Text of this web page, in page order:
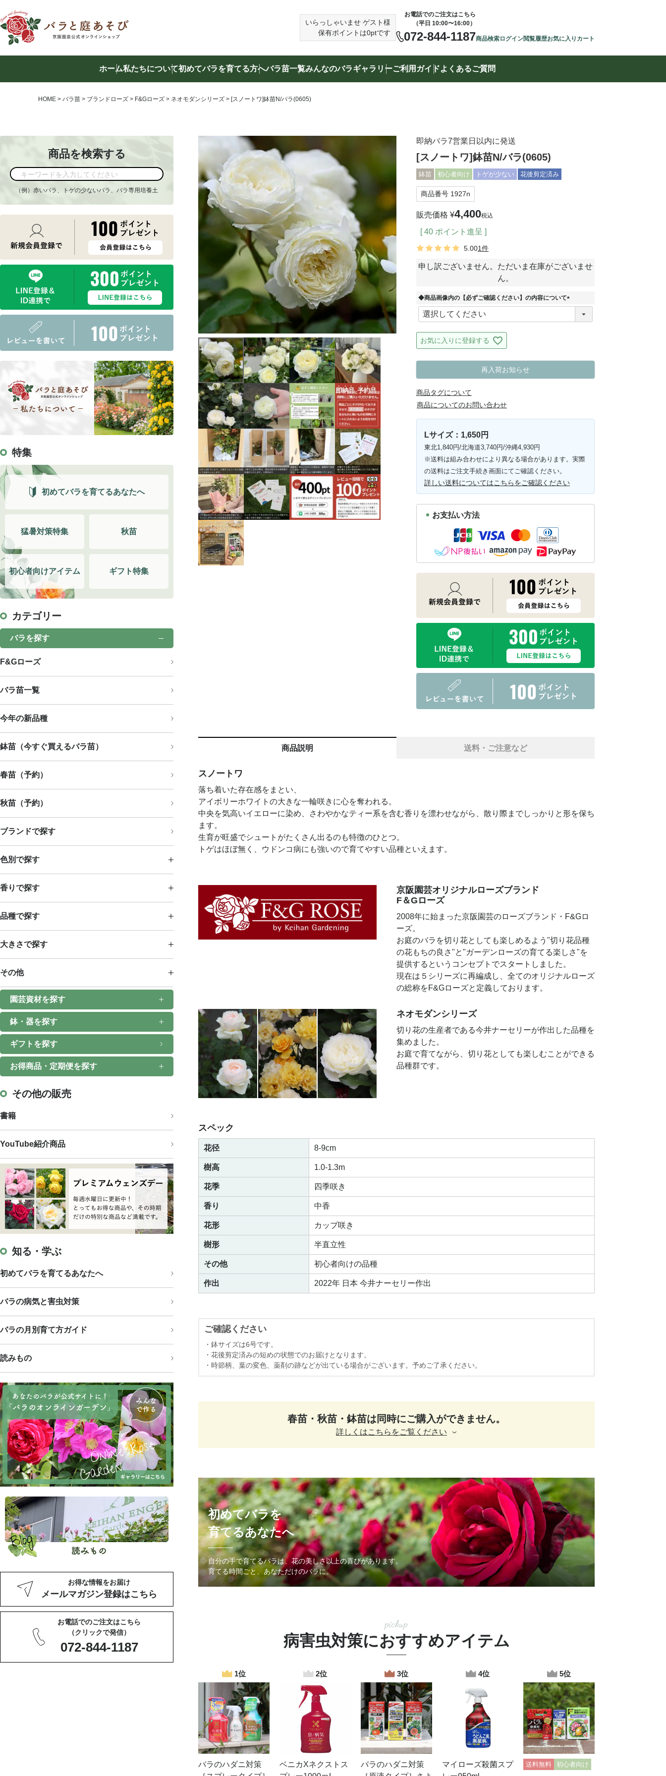
いらっしゃいませ ゲスト様
保有ポイントは0ptです
お電話でのご注文はこちら
（平日 10:00〜16:00）
072-844-1187商品検索ログイン閲覧履歴お気に入り カート
ホーム私たちについて初めてバラを育てる方へバラ苗一覧みんなのバラギャラリーご利用ガイドよくあるご質問
商品を検索する
HOME バラ苗 ブランドローズ F&Gローズ ネオモダンシリーズ [スノートワ]鉢苗N/バラ(0605)
商品を検索する
（例）赤いバラ、トゲの少ないバラ、バラ専用培養土
特集
初めてバラを育てるあなたへ
猛暑対策特集 秋苗
初心者向けアイテム ギフト特集
カテゴリー
バラを探す
F&Gローズ
バラ苗一覧
今年の新品種
鉢苗（今すぐ買えるバラ苗）
春苗（予約）
秋苗（予約）
ブランドで探す
色別で探す
香りで探す
品種で探す
大きさで探す
その他
園芸資材を探す
鉢・器を探す
ギフトを探す
お得商品・定期便を探す
その他の販売
書籍
YouTube紹介商品
知る・学ぶ
初めてバラを育てるあなたへ
バラの病気と害虫対策
バラの月別育て方ガイド
読みもの
お得な情報をお届け
メールマガジン登録はこちら
お電話でのご注文はこちら
（クリックで発信）
072-844-1187
即納バラ7営業日以内に発送
[スノートワ]鉢苗N/バラ(0605)
鉢苗 初心者向け トゲが少ない 花後剪定済み
商品番号 1927n
販売価格 ¥4,400税込
[ 40 ポイント進呈 ]
5.001件
申し訳ございません。ただいま在庫がございませ
ん。
◆商品画像内の【必ずご確認ください】の内容について
(
お気に入りに登録する
再入荷お知らせ
商品タグについて
商品についてのお問い合わせ
Lサイズ：1,650円
東北1,840円/北海道3,740円/沖縄4,930円
※送料は組み合わせにより異なる場合があります。実際
の送料はご注文手続き画面にてご確認ください。
詳しい送料についてはこちらをご確認ください
お支払い方法
商品説明 送料・ご注意など
京阪園芸オリジナルローズブランド
F＆Gローズ
2008年に始まった京阪園芸のローズブランド・F&Gロ
ーズ。
お庭のバラを切り花としても楽しめるよう"切り花品種
の花もちの良さ"と"ガーデンローズの育てる楽しさ"を
提供するというコンセプトでスタートしました。
現在は５シリーズに再編成し、全てのオリジナルローズ
の総称をF&Gローズと定義しております。
ネオモダンシリーズ
切り花の生産者である今井ナーセリーが作出した品種を
集めました。
お庭で育てながら、切り花としても楽しむことができる
品種群です。
スノートワ
落ち着いた存在感をまとい、
アイボリーホワイトの大きな一輪咲きに心を奪われる。
中央を気高いイエローに染め、さわやかなティー系を含む香りを漂わせながら、散り際までしっかりと形を保ち
ます。
生育が旺盛でシュートがたくさん出るのも特徴のひとつ。
トゲはほぼ無く、ウドンコ病にも強いので育てやすい品種といえます。
スペック
花径 8-9cm
樹高 1.0-1.3m
花季 四季咲き
香り 中香
花形 カップ咲き
樹形 半直立性
その他 初心者向けの品種
作出 2022年 日本 今井ナーセリー作出
ご確認ください
・鉢サイズは6号です。
・花後剪定済みの短めの状態でのお届けとなります。
・時節柄、葉の変色、薬剤の跡などが出ている場合がございます。予めご了承ください。
春苗・秋苗・鉢苗は 同時にご購入ができません。
詳しくはこちらをご覧ください
初めてバラを
育てるあなたへ
自分の手で育てるバラは、花の美しさ以上の喜びがあります。
育てる時間ごと、あなただけのバラに。
pickup
病害虫対策におすすめアイテム
バラのハダニ対策
ベニカXネクストス
バラのハダニ対策
マイローズ殺菌スプ
送料無料 初心者向け